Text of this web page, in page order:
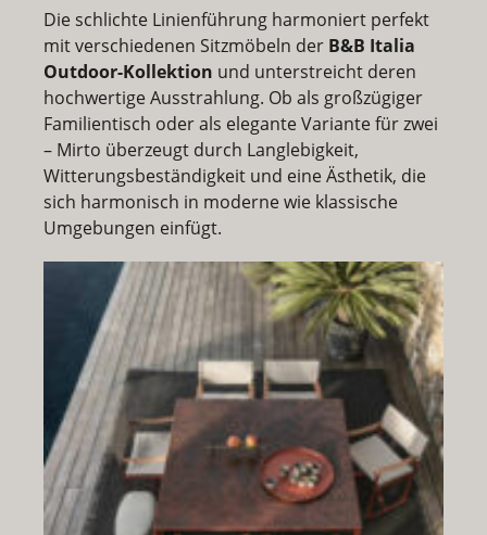
Die schlichte Linienführung harmoniert perfekt
mit verschiedenen Sitzmöbeln der B&B Italia
Outdoor-Kollektion und unterstreicht deren
hochwertige Ausstrahlung. Ob als großzügiger
Familientisch oder als elegante Variante für zwei
– Mirto überzeugt durch Langlebigkeit,
Witterungsbeständigkeit und eine Ästhetik, die
sich harmonisch in moderne wie klassische
Umgebungen einfügt.